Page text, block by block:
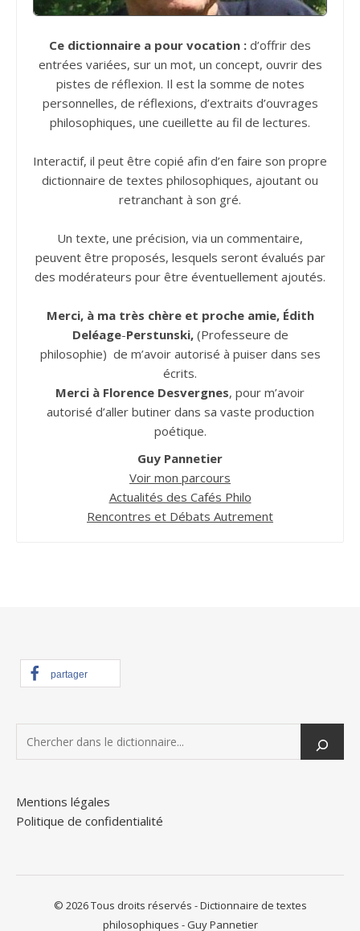
Ce dictionnaire a pour vocation : d’offrir des
entrées variées, sur un mot, un concept, ouvrir des
pistes de réflexion. Il est la somme de notes
personnelles, de réflexions, d’extraits d’ouvrages
philosophiques, une cueillette au fil de lectures.
Interactif, il peut être copié afin d’en faire son propre
dictionnaire de textes philosophiques, ajoutant ou
retranchant à son gré.
Un texte, une précision, via un commentaire,
peuvent être proposés, lesquels seront évalués par
des modérateurs pour être éventuellement ajoutés.
Merci, à ma très chère et proche amie, Édith
Deléage-Perstunski,(Professeure de
philosophie) de m’avoir autorisé à puiser dans ses
écrits.
Merci à Florence Desvergnes, pour m’avoir
autorisé d’aller butiner dans sa vaste production
poétique.
Guy Pannetier
Voir mon parcours
Actualités des Cafés Philo
Rencontres et Débats Autrement
partager
Mentions légales
Politique de confidentialité
© 2026 Tous droits réservés - Dictionnaire de textes
philosophiques - Guy Pannetier